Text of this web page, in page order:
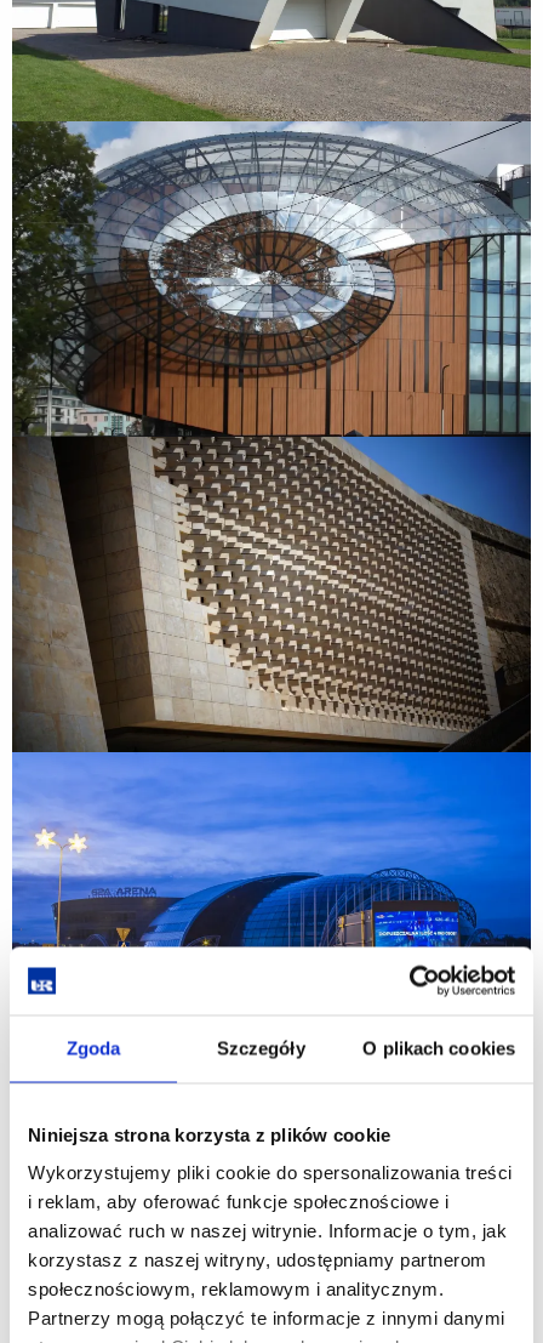
Zgoda Szczegóły O plikach cookies
Niniejsza strona korzysta z plików cookie
Wykorzystujemy pliki cookie do spersonalizowania treści
i reklam, aby oferować funkcje społecznościowe i
analizować ruch w naszej witrynie. Informacje o tym, jak
korzystasz z naszej witryny, udostępniamy partnerom
społecznościowym, reklamowym i analitycznym.
Partnerzy mogą połączyć te informacje z innymi danymi